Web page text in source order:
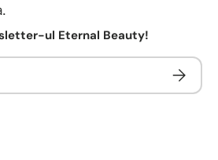
ul Eternal Beauty!